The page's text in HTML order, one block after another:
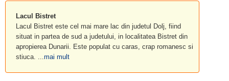
Lacul Bistret
Lacul Bistret este cel mai mare lac din judetul Dolj, fiind
situat in partea de sud a judetului, in localitatea Bistret din
apropierea Dunarii. Este populat cu caras, crap romanesc si
stiuca. ...mai mult